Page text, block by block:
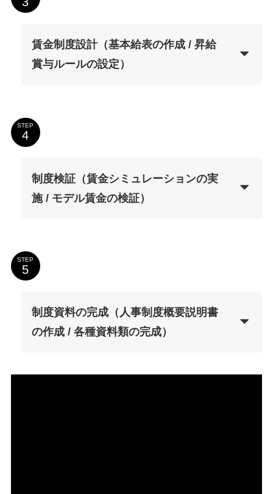
賃金制度設計（基本給表の作成 / 昇給
賞与ルールの設定）
STEP
制度検証（賃金シミュレーションの実
施 / モデル賃金の検証）
STEP
制度資料の完成（人事制度概要説明書
の作成 / 各種資料類の完成）